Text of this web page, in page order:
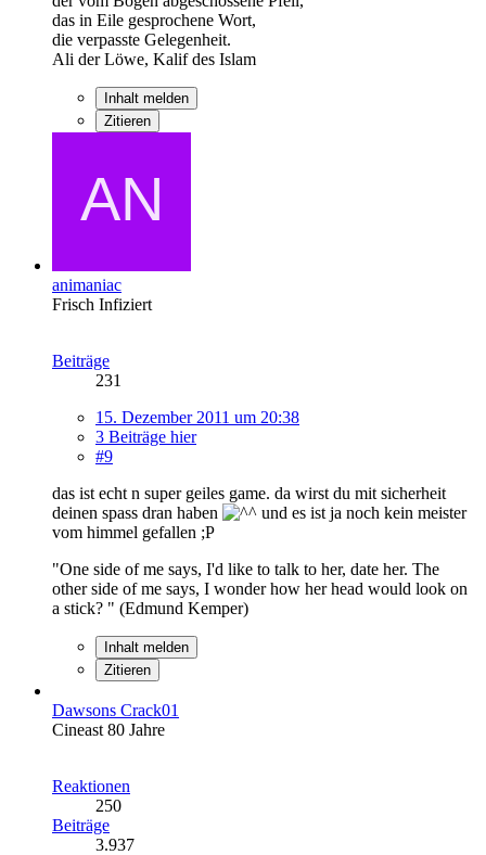
das in Eile gesprochene Wort,
die verpasste Gelegenheit.
Ali der Löwe, Kalif des Islam
Inhalt melden
Zitieren
animaniac
Frisch Infiziert
Beiträge
231
15. Dezember 2011 um 20:38
3 Beiträge hier
#9
das ist echt n super geiles game. da wirst du mit sicherheit
deinen spass dran haben
und es ist ja noch kein meister
vom himmel gefallen ;P
"One side of me says, I'd like to talk to her, date her. The
other side of me says, I wonder how her head would look on
a stick? " (Edmund Kemper)
Inhalt melden
Zitieren
Dawsons Crack01
Cineast 80 Jahre
Reaktionen
250
Beiträge
3.937